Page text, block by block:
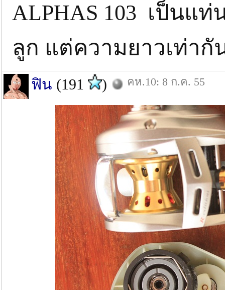
ALPHAS 103 เป็นแ
ลูก แต่ความยาวเท่า
ฟิน (191 ) คห.10: 8 ก.ค. 55